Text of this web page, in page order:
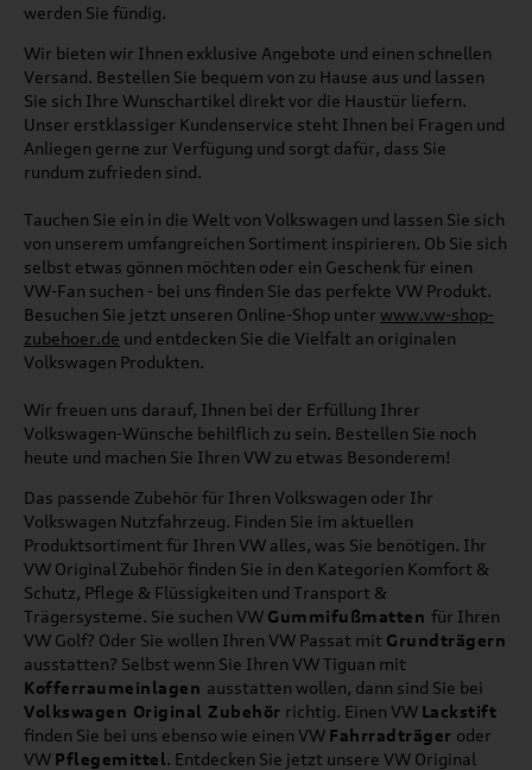
werden Sie fündig.
Wir bieten wir Ihnen exklusive Angebote und einen schnellen
Versand. Bestellen Sie bequem von zu Hause aus und lassen
Sie sich Ihre Wunschartikel direkt vor die Haustür liefern.
Unser erstklassiger Kundenservice steht Ihnen bei Fragen und
Anliegen gerne zur Verfügung und sorgt dafür, dass Sie
rundum zufrieden sind.
Tauchen Sie ein in die Welt von Volkswagen und lassen Sie sich
von unserem umfangreichen Sortiment inspirieren. Ob Sie sich
selbst etwas gönnen möchten oder ein Geschenk für einen
VW-Fan suchen - bei uns finden Sie das perfekte VW Produkt.
Besuchen Sie jetzt unseren Online-Shop unter www.vw-shop-
zubehoer.de und entdecken Sie die Vielfalt an originalen
Volkswagen Produkten.
Wir freuen uns darauf, Ihnen bei der Erfüllung Ihrer
Volkswagen-Wünsche behilflich zu sein. Bestellen Sie noch
heute und machen Sie Ihren VW zu etwas Besonderem!
Das passende Zubehör für Ihren Volkswagen oder Ihr
Volkswagen Nutzfahrzeug. Finden Sie im aktuellen
Produktsortiment für Ihren VW alles, was Sie benötigen. Ihr
VW Original Zubehör finden Sie in den Kategorien Komfort &
Schutz, Pflege & Flüssigkeiten und Transport &
Trägersysteme. Sie suchen VW Gummifußmatten für Ihren
VW Golf? Oder Sie wollen Ihren VW Passat mit Grundträgern
ausstatten? Selbst wenn Sie Ihren VW Tiguan mit
Kofferraumeinlagen ausstatten wollen, dann sind Sie bei
Volkswagen Original Zubehör richtig. Einen VW Lackstift
finden Sie bei uns ebenso wie einen VW Fahrradträger oder
VW Pflegemittel. Entdecken Sie jetzt unsere VW Original